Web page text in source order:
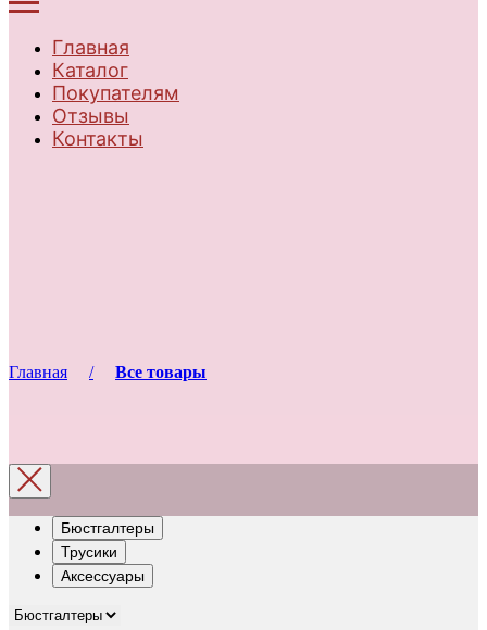
Главная
Каталог
Покупателям
Отзывы
Контакты
Главная Все товары
Бюстгалтеры
Трусики
Аксессуары